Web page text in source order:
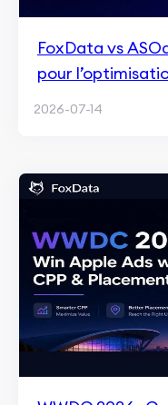
FoxData vs
pour
2026-07-14